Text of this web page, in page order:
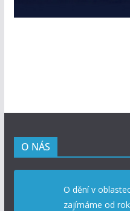
O NÁS
O dění v
zajímáme od